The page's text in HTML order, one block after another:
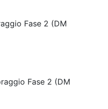
Fase 2 (DM
Fase 2 (DM